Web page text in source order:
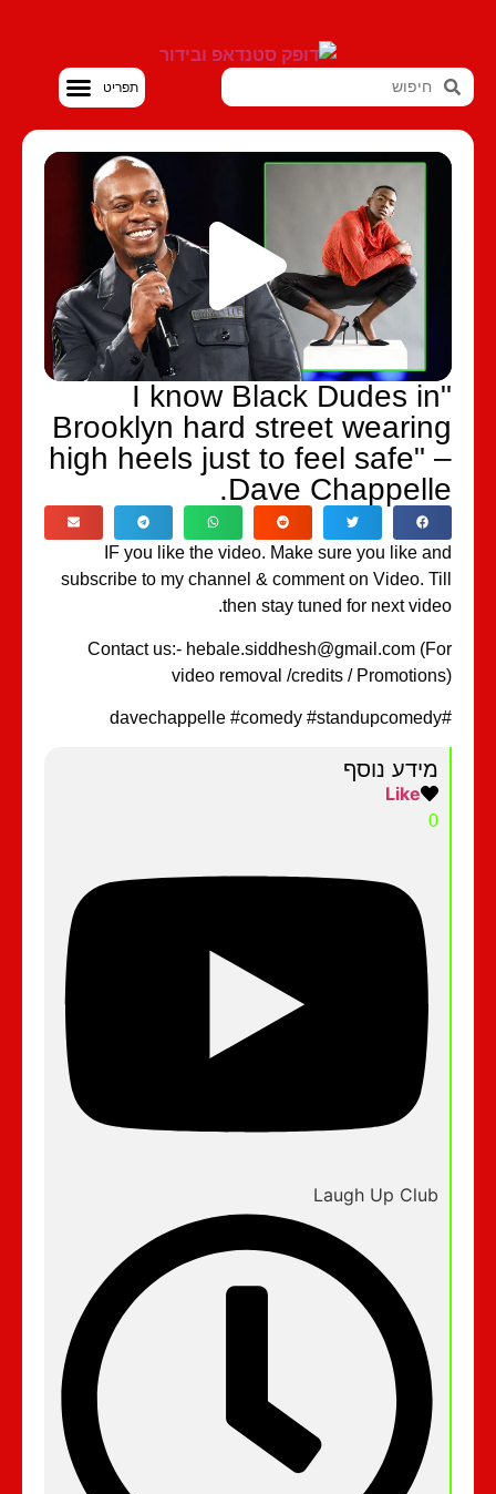
"I know Black Dudes in
Brooklyn hard street
high heels just to feel safe"
Dave
IF you like the video. Make sure you like
subscribe to my channel & comment on Video.
then stay tuned for next
Contact us:- hebale.siddhesh@gmail.com
video removal /credits /
מידע נוסף
Laugh Up Club